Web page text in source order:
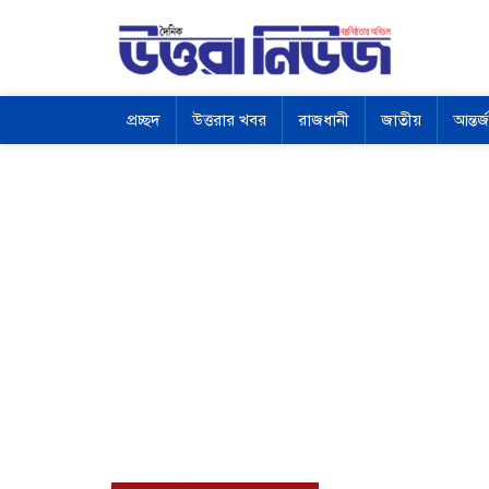
প্রচ্ছদ উত্তরার খবর রাজধানী জাতীয়